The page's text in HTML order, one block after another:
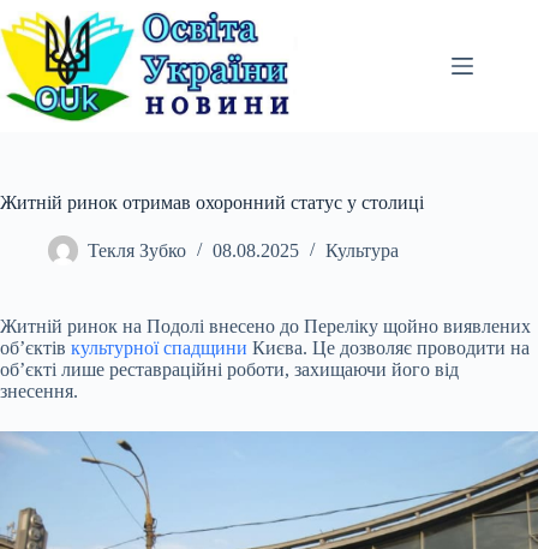
Перейти
до
вмісту
Житній ринок отримав охоронний статус у столиці
Текля Зубко 08.08.2025 Культура
Житній ринок на Подолі внесено до Переліку щойно виявлених
об’єктів культурної спадщини Києва. Це дозволяє проводити на
об’єкті лише реставраційні роботи, захищаючи його від
знесення.